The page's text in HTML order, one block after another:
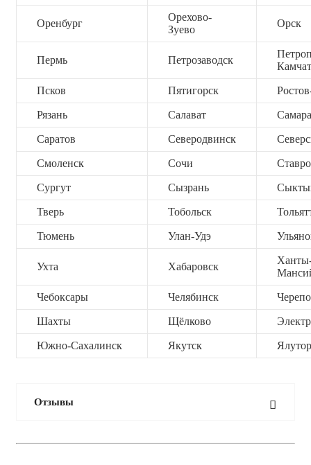
Оренбург
Орехово-
Зуево
Орск
Пермь Петрозаводск
Псков Пятигорск
Рязань Салават Самара
Саратов Северодвинск
Смоленск Сочи
Сургут Сызрань
Тверь Тобольск
Тюмень Улан-Удэ
Ухта Хабаровск
Чебоксары Челябинск
Шахты Щёлково
Южно-Сахалинск Якутск
Отзывы